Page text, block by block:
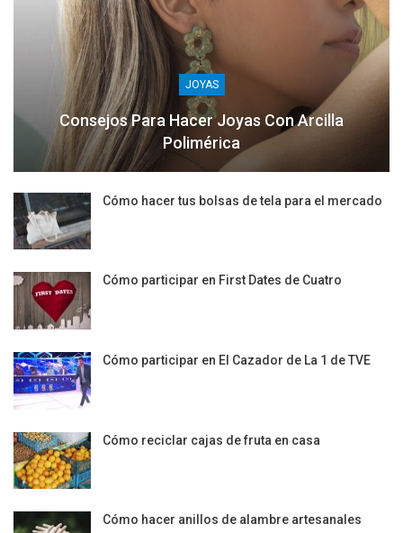
JOYAS
Consejos Para Hacer Joyas Con Arcilla
Polimérica
Cómo hacer tus bolsas de tela para el mercado
Cómo participar en First Dates de Cuatro
Cómo participar en El Cazador de La 1 de TVE
Cómo reciclar cajas de fruta en casa
Cómo hacer anillos de alambre artesanales